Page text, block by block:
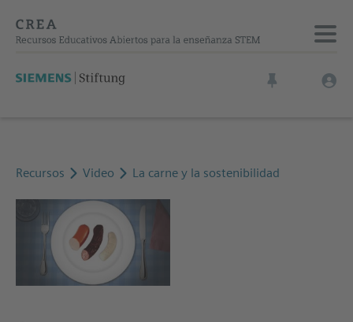
Recursos Video La carne y la sostenibilidad